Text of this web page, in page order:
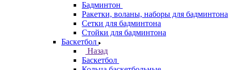
Бадминтон
Ракетки, воланы, наборы для бадминтона
Сетки для бадминтона
Стойки для бадминтона
Баскетбол
Назад
Баскетбол